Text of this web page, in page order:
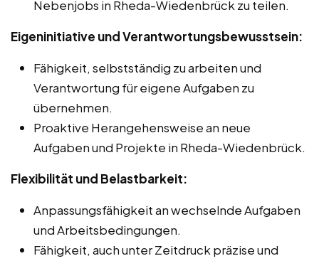
Nebenjobs in Rheda-Wiedenbrück zu teilen.
Eigeninitiative und Verantwortungsbewusstsein:
Fähigkeit, selbstständig zu arbeiten und
Verantwortung für eigene Aufgaben zu
übernehmen.
Proaktive Herangehensweise an neue
Aufgaben und Projekte in Rheda-Wiedenbrück.
Flexibilität und Belastbarkeit:
Anpassungsfähigkeit an wechselnde Aufgaben
und Arbeitsbedingungen.
Fähigkeit, auch unter Zeitdruck präzise und